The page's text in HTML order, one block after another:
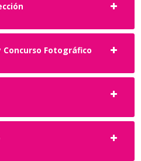
Fotográfico